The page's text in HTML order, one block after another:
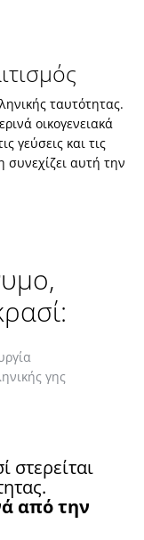
ταυτότητας.
οικογενειακά
γεύσεις και τις
αυτή την
γης
από την